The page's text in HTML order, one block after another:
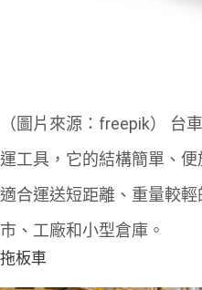
（圖片來源：freepik）
台
運工具，它的結構簡單、
適合運送短距離、重量較
市、工廠和小型倉庫。
拖板車